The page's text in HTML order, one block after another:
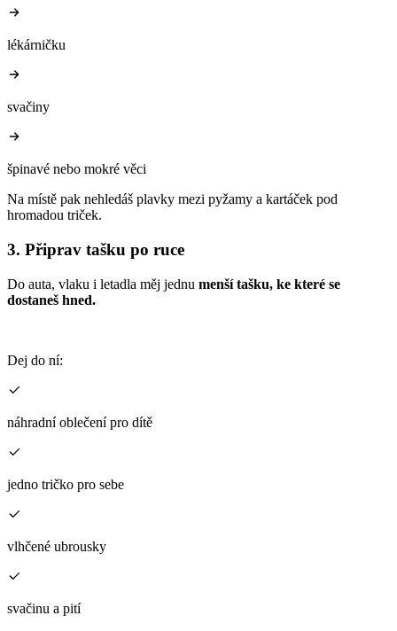
lékárničku
svačiny
špinavé nebo mokré věci
Na místě pak nehledáš plavky mezi pyžamy a kartáček pod
hromadou triček.
3. Připrav tašku po ruce
Do auta, vlaku i letadla měj jednu menší tašku, ke které se
dostaneš hned.
Dej do ní:
náhradní oblečení pro dítě
jedno tričko pro sebe
vlhčené ubrousky
svačinu a pití